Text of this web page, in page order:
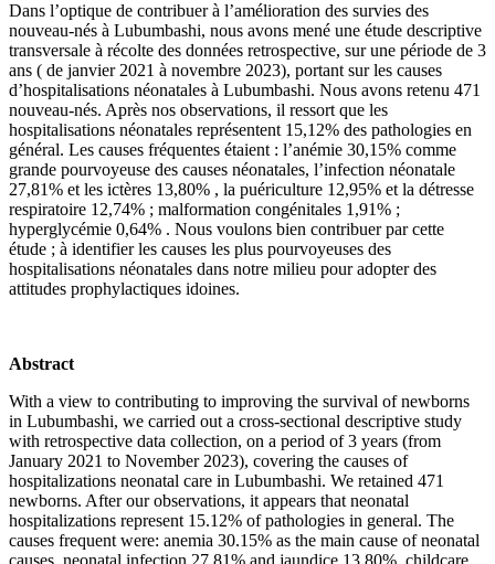
Dans l’optique de contribuer à l’amélioration des survies des
nouveau-nés à Lubumbashi, nous avons mené une étude descriptive
transversale à récolte des données retrospective, sur une période de 3
ans ( de janvier 2021 à novembre 2023), portant sur les causes
d’hospitalisations néonatales à Lubumbashi. Nous avons retenu 471
nouveau-nés. Après nos observations, il ressort que les
hospitalisations néonatales représentent 15,12% des pathologies en
général. Les causes fréquentes étaient : l’anémie 30,15% comme
grande pourvoyeuse des causes néonatales, l’infection néonatale
27,81% et les ictères 13,80% , la puériculture 12,95% et la détresse
respiratoire 12,74% ; malformation congénitales 1,91% ;
hyperglycémie 0,64% . Nous voulons bien contribuer par cette
étude ; à identifier les causes les plus pourvoyeuses des
hospitalisations néonatales dans notre milieu pour adopter des
attitudes prophylactiques idoines.
Abstract
With a view to contributing to improving the survival of newborns
in Lubumbashi, we carried out a cross-sectional descriptive study
with retrospective data collection, on a period of 3 years (from
January 2021 to November 2023), covering the causes of
hospitalizations neonatal care in Lubumbashi. We retained 471
newborns. After our observations, it appears that neonatal
hospitalizations represent 15.12% of pathologies in general. The
causes frequent were: anemia 30.15% as the main cause of neonatal